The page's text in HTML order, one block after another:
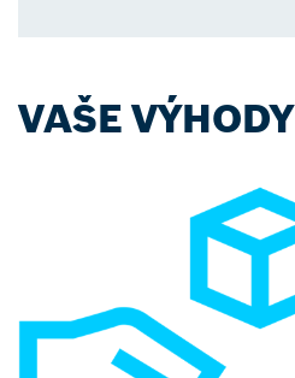
VAŠE VÝHODY